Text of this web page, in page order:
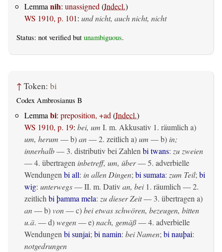
Lemma nih: unassigned (Indecl.)
WS 1910, p. 101: und nicht, auch nicht, nicht
Status: not verified but unambiguous.
↑ Token: bi
Codex Ambrosianus B
Lemmabi: preposition, +ad(Indecl.)
WS 1910, p. 19: bei, um I. m. Akkusativ 1. räumlicha)
um, herum — b)an— 2. zeitlicha)um — b) in;
innerhalb— 3. distributiv bei Zahlenbi twans: zu zweien
— 4. übertragen inbetreff, um, über— 5. adverbielle
Wendungenbi all: in allen Dingen;bi sumata: zum Teil;bi
wig: unterwegs— II. m. Dativan, bei1. räumlich— 2.
zeitlichbi þamma mela: zu dieser Zeit— 3. übertragena)
an— b)von— c)bei etwas schwören, bezeugen, bitten
u.ä. — d)wegen— e)nach, gemäß— 4. adverbielle
Wendungenbi sunjai;bi namin: bei Namen;bi nauþai:
notgedrungen